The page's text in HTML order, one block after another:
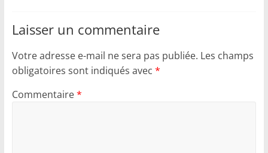
Laisser un commentaire
Votre adresse e-mail ne sera pas publiée. Les champs
obligatoires sont indiqués avec *
Commentaire*